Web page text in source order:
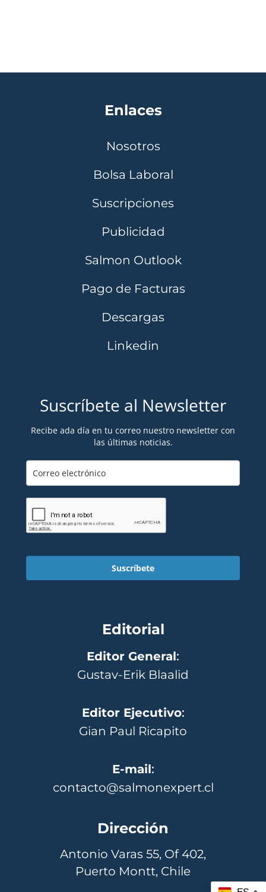
Enlaces
Nosotros
Bolsa Laboral
Suscripciones
Publicidad
Salmon Outlook
Pago de Facturas
Descargas
Linkedin
Suscríbete al Newsletter
Recibe ada día en tu correo nuestro newsletter con
las últimas noticias.
Suscríbete
Editorial
Editor General:
Gustav-Erik Blaalid
Editor Ejecutivo:
Gian Paul Ricapito
E-mail:
contacto@salmonexpert.cl
Dirección
Antonio Varas 55, Of 402,
Puerto Montt, Chile